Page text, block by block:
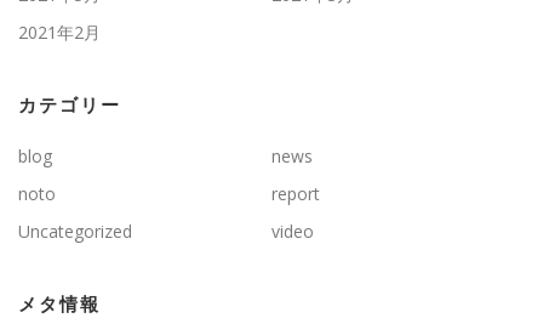
2021年2月
カテゴリー
blog
news
noto
report
Uncategorized
video
メタ情報